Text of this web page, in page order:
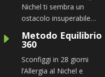
Nichel ti sembra un
ostacolo insuperabile…
E Metodo Equilibrio
360
Sconfiggi in 28 giorni
l’Allergia al Nichel e